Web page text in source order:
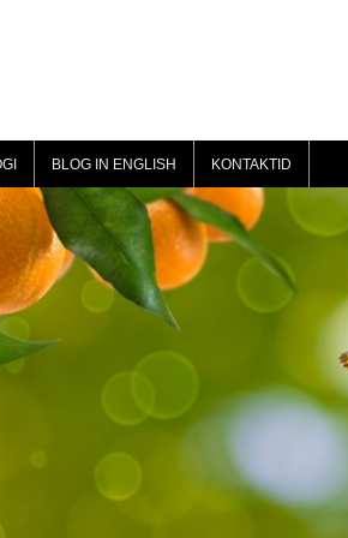
BLOG IN ENGLISH KONTAKTID